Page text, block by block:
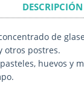
DESCRIPCIÓN
de
otros postres.
huevos y